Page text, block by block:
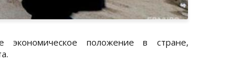
экономическое положение в стране,